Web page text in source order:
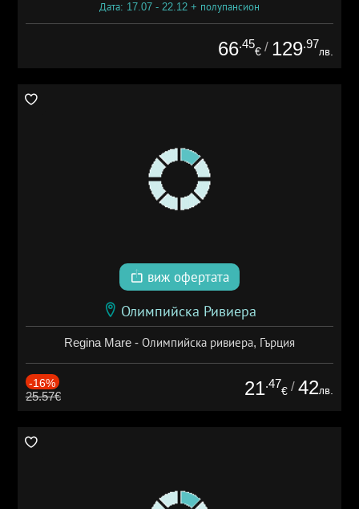
Дата: 17.07 - 22.12 + полупансион
66.45
€ / 129.97
лв.
виж офертата
Олимпийска Ривиера
Regina Mare - Олимпийска ривиера, Гърция
-16%
25.57€ 21.47
€ / 42лв.